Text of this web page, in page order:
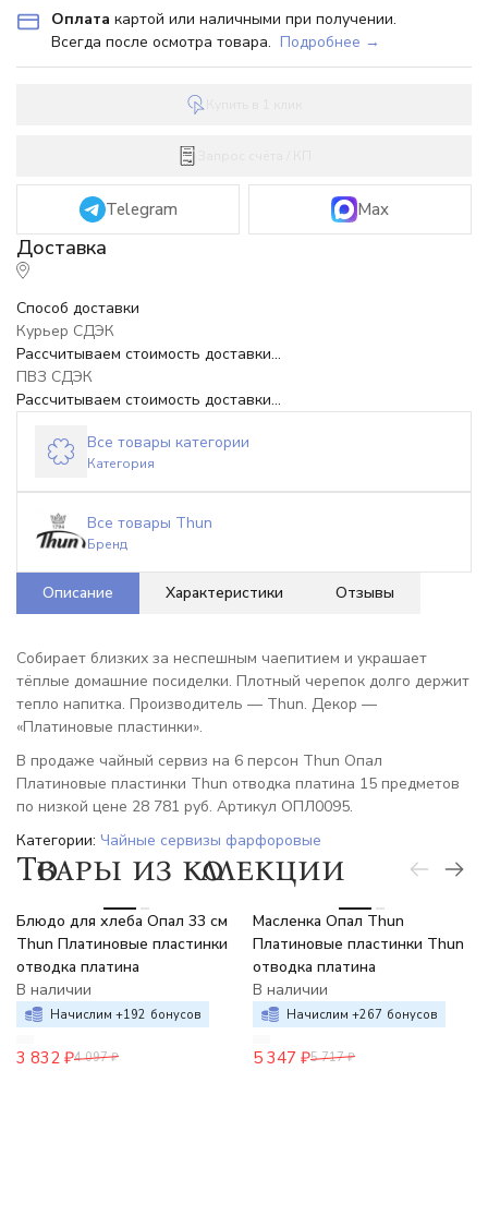
Оплата картой или наличными при получении.
Всегда после осмотра товара. Подробнее →
Telegram Max
Способ доставки
Курьер СДЭК
Рассчитываем стоимость доставки...
ПВЗ СДЭК
Рассчитываем стоимость доставки...
Все товары категории
Категория
Все товары Thun
Бренд
Описание Характеристики Отзывы
Собирает близких за неспешным чаепитием и украшает
тёплые домашние посиделки. Плотный черепок долго держит
тепло напитка. Производитель — Thun. Декор —
«Платиновые пластинки».
В продаже чайный сервиз на 6 персон Thun Опал
Платиновые пластинки Thun отводка платина 15 предметов
по низкой цене 28 781 руб. Артикул ОПЛ0095.
Категории: Чайные сервизы фарфоровые
Товары из коллекции
Блюдо для хлеба Опал 33 см
Thun Платиновые пластинки
отводка платина
В наличии
Начислим +192 бонусов
3 832 ₽4 097 ₽
Масленка Опал Thun
Платиновые пластинки Thun
отводка платина
В наличии
Начислим +267 бонусов
5 347 ₽5 717 ₽